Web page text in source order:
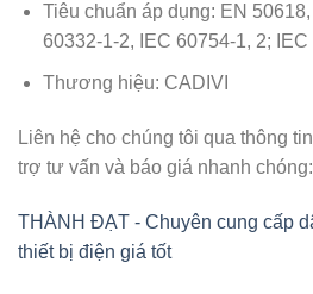
Tiêu chuẩn áp dụng: EN
60332-1-2, IEC 60754-1, 2; IEC
Thương hiệu: CADIVI
Liên hệ cho chúng tôi qua thông
trợ tư vấn và báo giá nhanh chóng:
THÀNH ĐẠT - Chuyên cung cấp
thiết bị điện giá tốt